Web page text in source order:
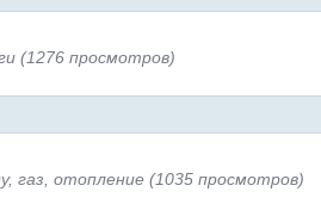
(1276 просмотров)
газ, отопление (1035 просмотров)